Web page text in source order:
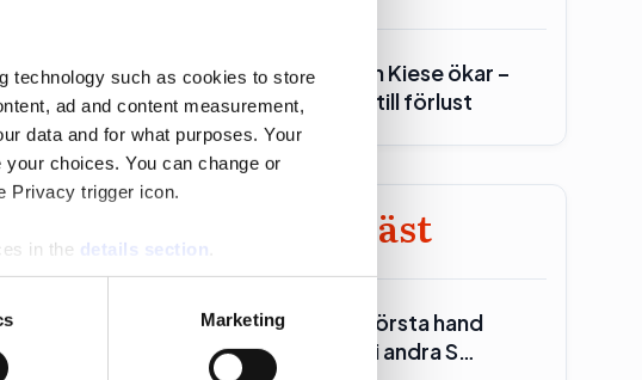
technology such as cookies to store
ad and content measurement,
data and for what purposes. Your
choices. You can change or
Privacy trigger icon.
in the details section
partners who may combine it with
of their services.
Marketing
Geelmuyden Kiese ökar –
men vänder till förlust
Minst läst
Reinfeldt: I första hand
Miljöpartiet i andra S…